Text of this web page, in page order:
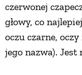
czerwonej
głowy, co
oczu czarne,
jego nazwa). Jest